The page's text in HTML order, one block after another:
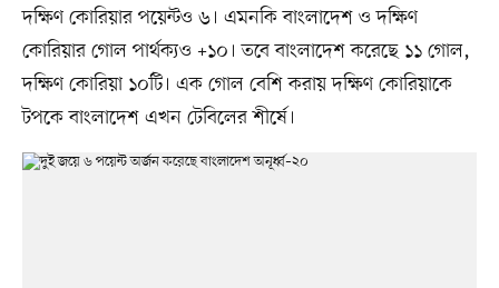
দক্ষিণ কোরিয়ার পয়েন্টও ৬। এমনকি বাংলাদেশ ও দক্ষিণ
কোরিয়ার গোল পার্থক্যও +১০। তবে বাংলাদেশ করেছে ১১ গোল,
দক্ষিণ কোরিয়া ১০টি। এক গোল বেশি করায় দক্ষিণ কোরিয়াকে
টপকে বাংলাদেশ এখন টেবিলের শীর্ষে।